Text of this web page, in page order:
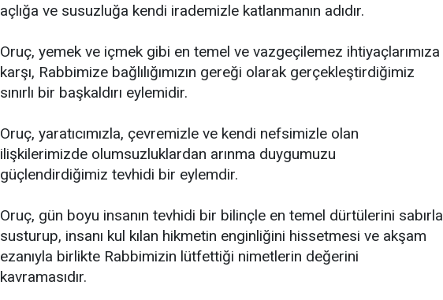
açlığa ve susuzluğa kendi irademizle katlanmanın adıdır.
Oruç, yemek ve içmek gibi en temel ve vazgeçilemez ihtiyaçlarımıza
karşı, Rabbimize bağlılığımızın gereği olarak gerçekleştirdiğimiz
sınırlı bir başkaldırı eylemidir.
Oruç, yaratıcımızla, çevremizle ve kendi nefsimizle olan
ilişkilerimizde olumsuzluklardan arınma duygumuzu
güçlendirdiğimiz tevhidi bir eylemdir.
Oruç, gün boyu insanın tevhidi bir bilinçle en temel dürtülerini sabırla
susturup, insanı kul kılan hikmetin enginliğini hissetmesi ve akşam
ezanıyla birlikte Rabbimizin lütfettiği nimetlerin değerini
kavramasıdır.